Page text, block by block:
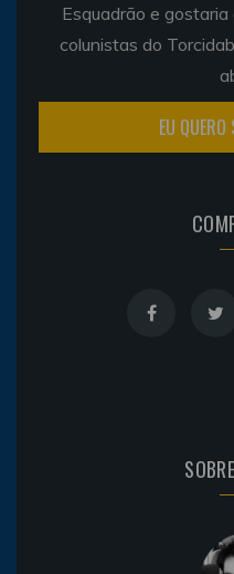
Esquadrão e
colunistas do
EU